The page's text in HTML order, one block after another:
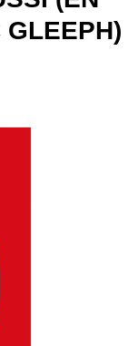
GLEEPH)